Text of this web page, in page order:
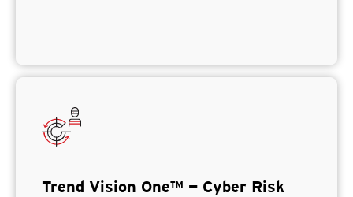
Trend Vision One™ — Cyber Risk